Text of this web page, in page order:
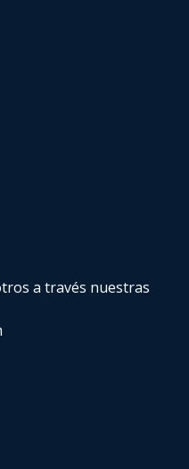
a través nuestras